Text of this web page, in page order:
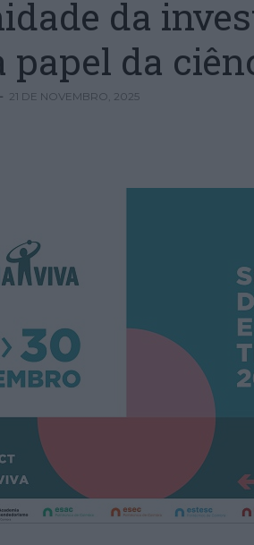
da
papel da
- 21 DE NOVEMBRO, 2025